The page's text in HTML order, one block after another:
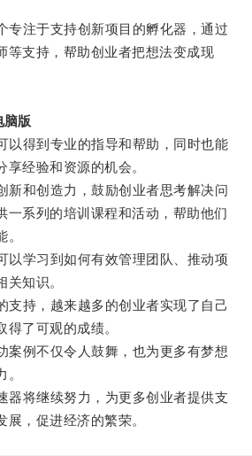
注于支持创新项目的孵化器，通过
等支持，帮助创业者把想法变成现
脑版
得到专业的指导和帮助，同时也能
经验和资源的机会。
和创造力，鼓励创业者思考解决问
一系列的培训课程和活动，帮助他们
学习到如何有效管理团队、推动项
关知识。
持，越来越多的创业者实现了自己
得了可观的成绩。
例不仅令人鼓舞，也为更多有梦想
将继续努力，为更多创业者提供支
，促进经济的繁荣。